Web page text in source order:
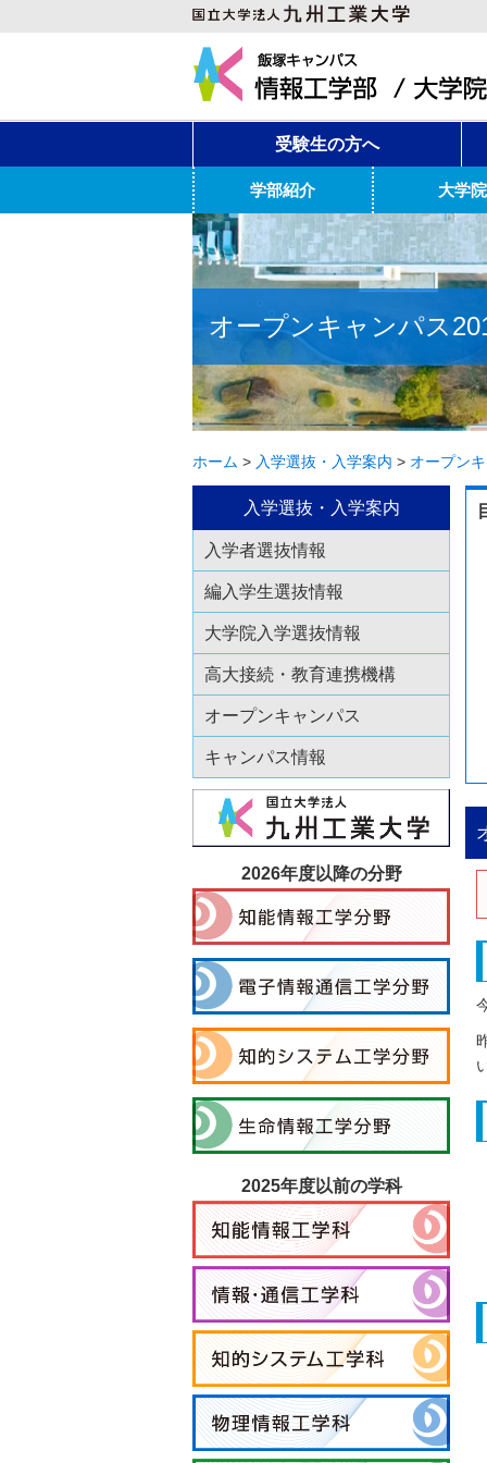
受験生の方へ
学部紹介 大学院
オープンキャンパス
ホーム > 入学選抜・入学案内 > オープン
入学選抜・入学案内
入学者選抜情報
編入学生選抜情報
大学院入学選抜情報
高大接続・教育連携機構
オープンキャンパス
キャンパス情報
2026年度以降の分野
2025年度以前の学科